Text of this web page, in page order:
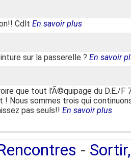
Cdlt En savoir plus
sur la passerelle ? En savoir
que tout l'Ã©quipage du
Nous sommes trois qui
pas seuls!! En savoir plus
-